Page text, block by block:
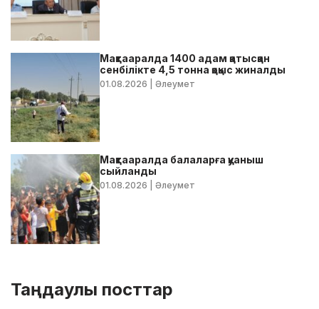
Мақтааралда 1400 адам қатысқан
сенбілікте 4,5 тонна қоқыс жиналды
01.08.2026 | Әлеумет
Мақтааралда балаларға қуаныш
сыйланды
01.08.2026 | Әлеумет
Таңдаулы посттар